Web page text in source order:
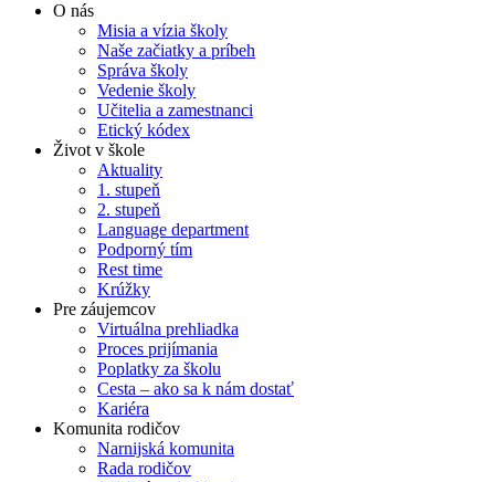
O nás
Misia a vízia školy
Naše začiatky a príbeh
Správa školy
Vedenie školy
Učitelia a zamestnanci
Etický kódex
Život v škole
Aktuality
1. stupeň
2. stupeň
Language department
Podporný tím
Rest time
Krúžky
Pre záujemcov
Virtuálna prehliadka
Proces prijímania
Poplatky za školu
Cesta – ako sa k nám dostať
Kariéra
Komunita rodičov
Narnijská komunita
Rada rodičov